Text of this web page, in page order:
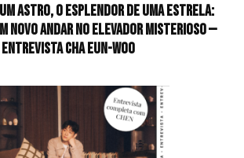
astro, o esplendor de uma estrela:
novo andar no elevador misterioso —
Entrevista CHA EUN-WOO